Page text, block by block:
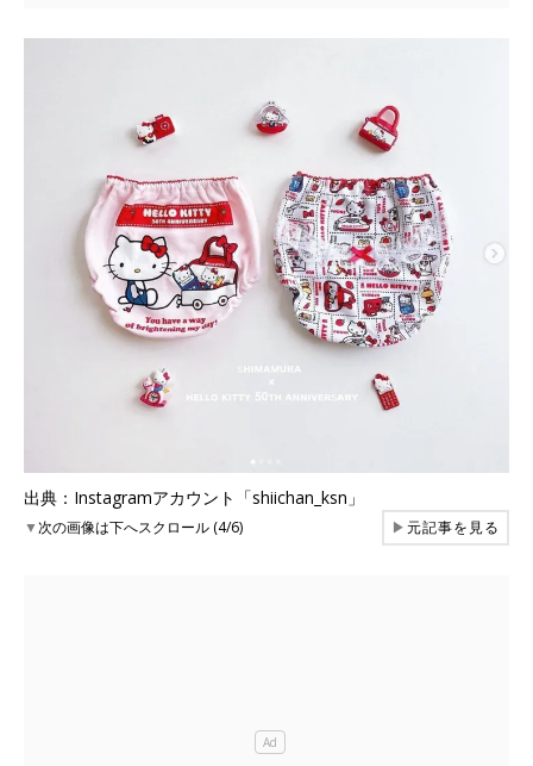
出典：Instagramアカウント「shiichan_ksn」
▼次の画像は下へスクロール (4/6) ▶元記事を見る